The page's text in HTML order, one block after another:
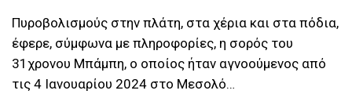
Πυροβολισμούς στην πλάτη, στα χέρια και στα πόδια,
έφερε, σύμφωνα με πληροφορίες, η σορός του
31χρονου Μπάμπη, ο οποίος ήταν αγνοούμενος από
τις 4 Ιανουαρίου 2024 στο Μεσολό…